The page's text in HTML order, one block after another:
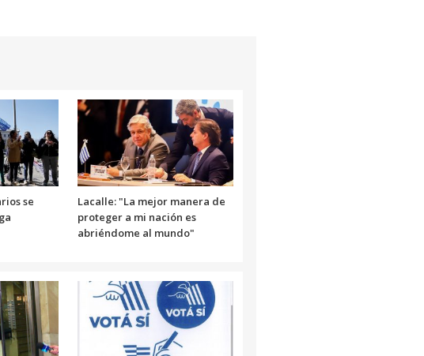
se
Lacalle: "La mejor manera de
proteger a mi nación es
abriéndome al mundo"